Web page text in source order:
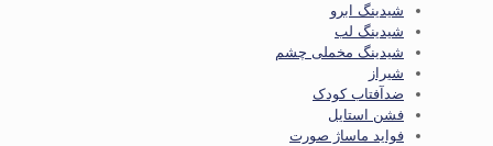
شیدینگ ابرو
شیدینگ لب
شیدینگ مخملی چشم
شیراز
ضدآفتاب کودک
فشن استایل
فواید ماساژ صورت